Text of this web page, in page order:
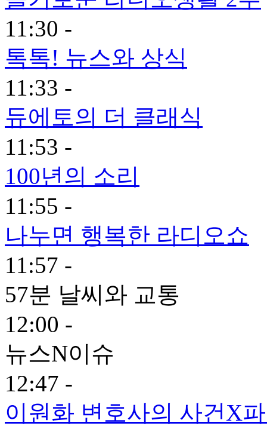
11:30 -
톡톡! 뉴스와 상식
11:33 -
듀에토의 더 클래식
11:53 -
100년의 소리
11:55 -
나누면 행복한 라디오쇼
11:57 -
57분 날씨와 교통
12:00 -
뉴스N이슈
12:47 -
이원화 변호사의 사건X